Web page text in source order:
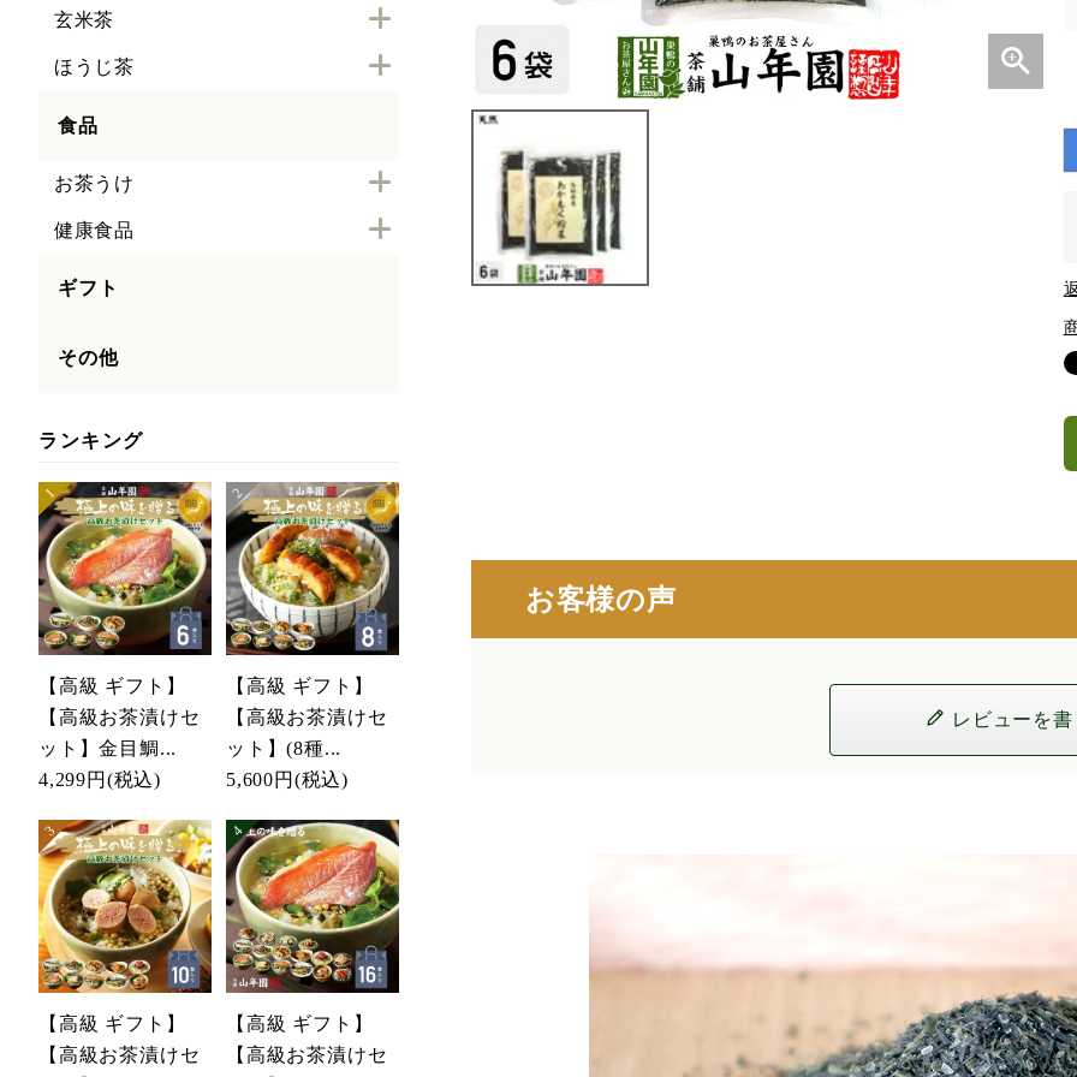
玄米茶
ほうじ茶
食品
お茶うけ
健康食品
ギフト
その他
ランキング
【高級 ギフト】
【高級お茶漬けセ
ット】金目鯛...
4,299円 (税込)
【高級 ギフト】
【高級お茶漬けセ
ット】(8種...
5,600円 (税込)
【高級 ギフト】
【高級お茶漬けセ
【高級 ギフト】
【高級お茶漬けセ
お客様の声
レビューを書